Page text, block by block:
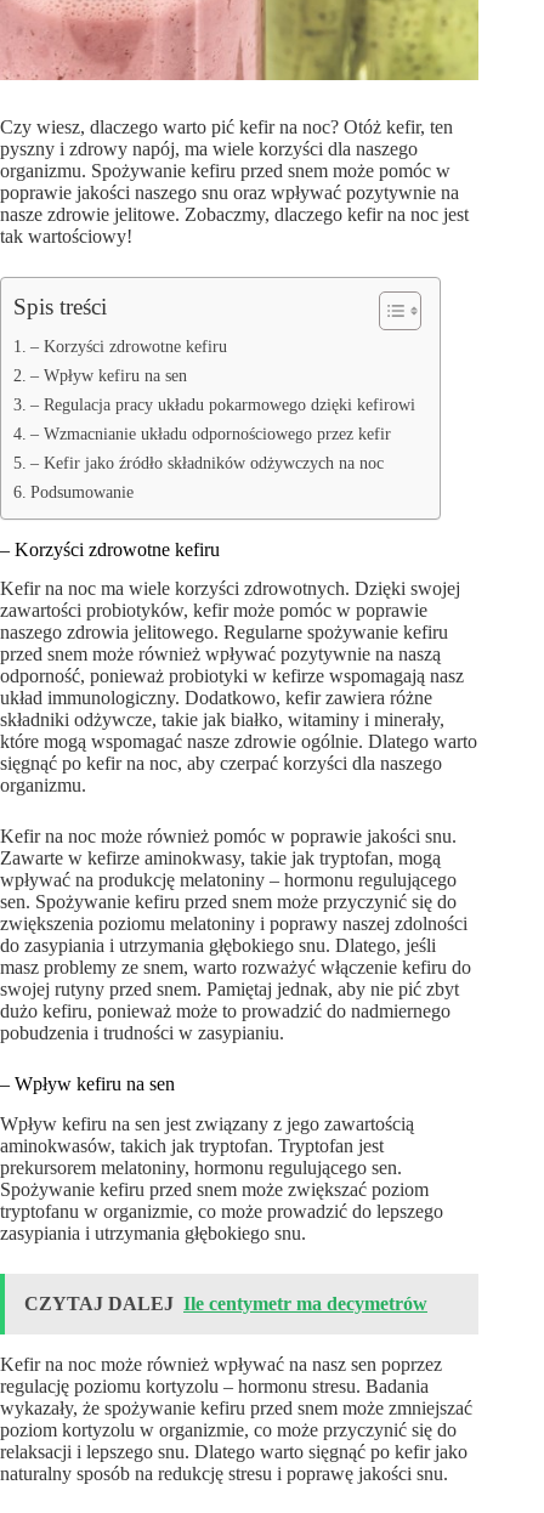
Czy wiesz, dlaczego warto pić kefir na noc? Otóż kefir, ten
pyszny i zdrowy napój, ma wiele korzyści dla naszego
organizmu. Spożywanie kefiru przed snem może pomóc w
poprawie jakości naszego snu oraz wpływać pozytywnie na
nasze zdrowie jelitowe. Zobaczmy, dlaczego kefir na noc jest
tak wartościowy!
Spis treści
– Korzyści zdrowotne kefiru
– Wpływ kefiru na sen
– Regulacja pracy układu pokarmowego dzięki kefirowi
– Wzmacnianie układu odpornościowego przez kefir
– Kefir jako źródło składników odżywczych na noc
Podsumowanie
– Korzyści zdrowotne kefiru
Kefir na noc ma wiele korzyści zdrowotnych. Dzięki swojej
zawartości probiotyków, kefir może pomóc w poprawie
naszego zdrowia jelitowego. Regularne spożywanie kefiru
przed snem może również wpływać pozytywnie na naszą
odporność, ponieważ probiotyki w kefirze wspomagają nasz
układ immunologiczny. Dodatkowo, kefir zawiera różne
składniki odżywcze, takie jak białko, witaminy i minerały,
które mogą wspomagać nasze zdrowie ogólnie. Dlatego warto
sięgnąć po kefir na noc, aby czerpać korzyści dla naszego
organizmu.
Kefir na noc może również pomóc w poprawie jakości snu.
Zawarte w kefirze aminokwasy, takie jak tryptofan, mogą
wpływać na produkcję melatoniny – hormonu regulującego
sen. Spożywanie kefiru przed snem może przyczynić się do
zwiększenia poziomu melatoniny i poprawy naszej zdolności
do zasypiania i utrzymania głębokiego snu. Dlatego, jeśli
masz problemy ze snem, warto rozważyć włączenie kefiru do
swojej rutyny przed snem. Pamiętaj jednak, aby nie pić zbyt
dużo kefiru, ponieważ może to prowadzić do nadmiernego
pobudzenia i trudności w zasypianiu.
– Wpływ kefiru na sen
Wpływ kefiru na sen jest związany z jego zawartością
aminokwasów, takich jak tryptofan. Tryptofan jest
prekursorem melatoniny, hormonu regulującego sen.
Spożywanie kefiru przed snem może zwiększać poziom
tryptofanu w organizmie, co może prowadzić do lepszego
zasypiania i utrzymania głębokiego snu.
CZYTAJ DALEJ Ile centymetr ma decymetrów
Kefir na noc może również wpływać na nasz sen poprzez
regulację poziomu kortyzolu – hormonu stresu. Badania
wykazały, że spożywanie kefiru przed snem może zmniejszać
poziom kortyzolu w organizmie, co może przyczynić się do
relaksacji i lepszego snu. Dlatego warto sięgnąć po kefir jako
naturalny sposób na redukcję stresu i poprawę jakości snu.